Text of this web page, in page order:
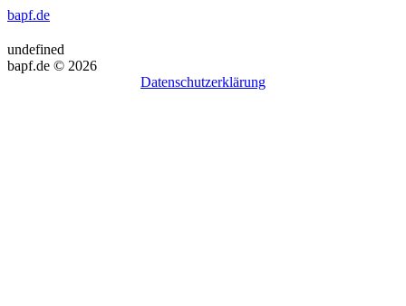
bapf.de
undefined
bapf.de © 2026
Datenschutzerklärung